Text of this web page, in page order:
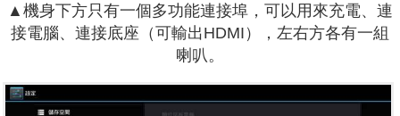
▲機身下方只有一個多功能連接埠，可以用來充電、連
接電腦、連接底座（可輸出HDMI），左右方各有一組
喇叭。